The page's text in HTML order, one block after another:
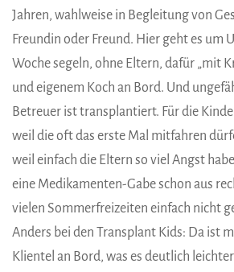
Jahren, wahlweise in Begleitung von
Freundin oder Freund. Hier geht es um
Woche segeln, ohne Eltern, dafür „mit
und eigenem Koch an Bord. Und
Betreuer ist transplantiert. Für die
weil die oft das erste Mal mitfahren
weil einfach die Eltern so viel Angst
eine Medikamenten-Gabe schon aus
vielen Sommerfreizeiten einfach nicht
Anders bei den Transplant Kids: Da ist
Klientel an Bord, was es deutlich